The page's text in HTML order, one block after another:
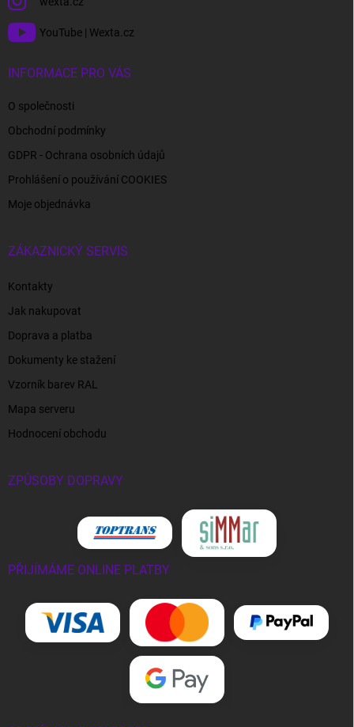
YouTube | Wexta.cz
INFORMACE PRO VÁS
O společnosti
Obchodní podmínky
GDPR - Ochrana osobních údajů
Prohlášení o používání COOKIES
Moje objednávka
ZÁKAZNICKÝ SERVIS
Kontakty
Jak nakupovat
Doprava a platba
Dokumenty ke stažení
Vzorník barev RAL
Mapa serveru
Hodnocení obchodu
ZPŮSOBY DOPRAVY
PŘIJÍMÁME ONLINE PLATBY